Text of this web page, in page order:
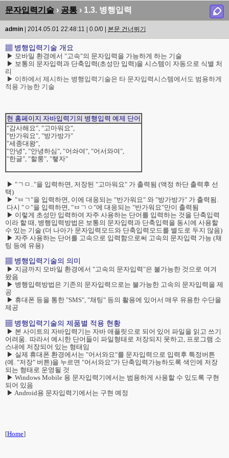
문자입력기술 › 공통 › 1.3. 병행입력
admin| 2014.05.01 22:48:11 | 0.0/0 | 본문 건너뛰기
▦ 병행입력기술 개요
▶ 모바일 환경에서 "고속"의 문자입력을 가능하게 하는 기술
▶ 보통의 문자입력과 단축입력(초성만 입력)을 시스템이 자동으로 식별 처
리
▶ 이하에서 제시하는 병행입력기술은 타 문자입력시스템에서도 범용하게
적용 가능한 기술
현 홈페이지 자바입력기의 병행입력 예제 단어
"감사해요", "고마워요",
"반가워요", "방가방가"
"세종대왕",
"안녕", "안녕하심", "어솨여", "어서와여",
"한글", "할룽", "햏자"
▶ "ㄱㅁ.."을 입력하면, 저장된 "고마워요" 가 출력됨 (액정 하단 출력후 선
택)
▶ "ㅂㄱ"을 입력하면, 이에 대응되는 "반가워요" 와 "방가방가" 가 출력됨.
다시 "ㅇ"을 입력하면, "ㅂㄱㅇ"에 대응되는 "반가워요"만이 출력됨
▶ 이렇게 초성만 입력하여 자주 사용하는 단어를 입력하는 것을 단축입력
이라 할 때, 병행입력방법은 보통의 문자입력과 단축입력을 동시에 사용할
수 있는 기술 (더 나아가 문자입력모드와 단축입력모드를 별도로 두지 않음)
▶ 자주 사용하는 단어를 고속으로 입력함으로써 고속의 문자입력 가능 (채
팅 등에 유용)
▦ 병행입력기술의 의미
▶ 지금까지 모바일 환경에서 "고속의 문자입력"은 불가능한 것으로 여겨
왔음
▶ 병행입력방법은 기존의 문자입력으로는 불가능한 고속의 문자입력을 제
공
▶ 휴대폰 등을 통한 "SMS", "채팅" 등의 활용에 있어서 매우 유용한 수단을
제공
▦ 병행입력기술의 제품별 적용 현황
▶ 본 사이트의 자바입력기는 자바 애플릿으로 되어 있어 파일을 읽고 쓰기
어려움. 따라서 예시한 단어들이 파일형태로 저장되지 못하고, 프로그램 소
스내에 저장되어 있는 형태임
▶ 실제 휴대폰 환경에서는 "어서와요"를 문자입력으로 입력후 특정버튼
(예. "저장" 버튼)을 누르면 "어서와요"가 단축입력가능하도록 색인에 저장
되는 형태로 운영될 것
▶ Windows Mobile 용 문자입력기에서는 범용하게 사용할 수 있도록 구현
되어 있음
▶ Android용 문자입력기에서는 구현 예정
[Home]